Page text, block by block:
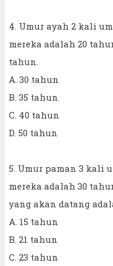
4. Umur ayah 2 kali
mereka adalah 20
tahun.
A. 30 tahun
B. 35 tahun
C. 40 tahun
D. 50 tahun
5. Umur paman 3 kali
mereka adalah 30
yang akan datang
A. 15 tahun
B. 21 tahun
C. 23 tahun